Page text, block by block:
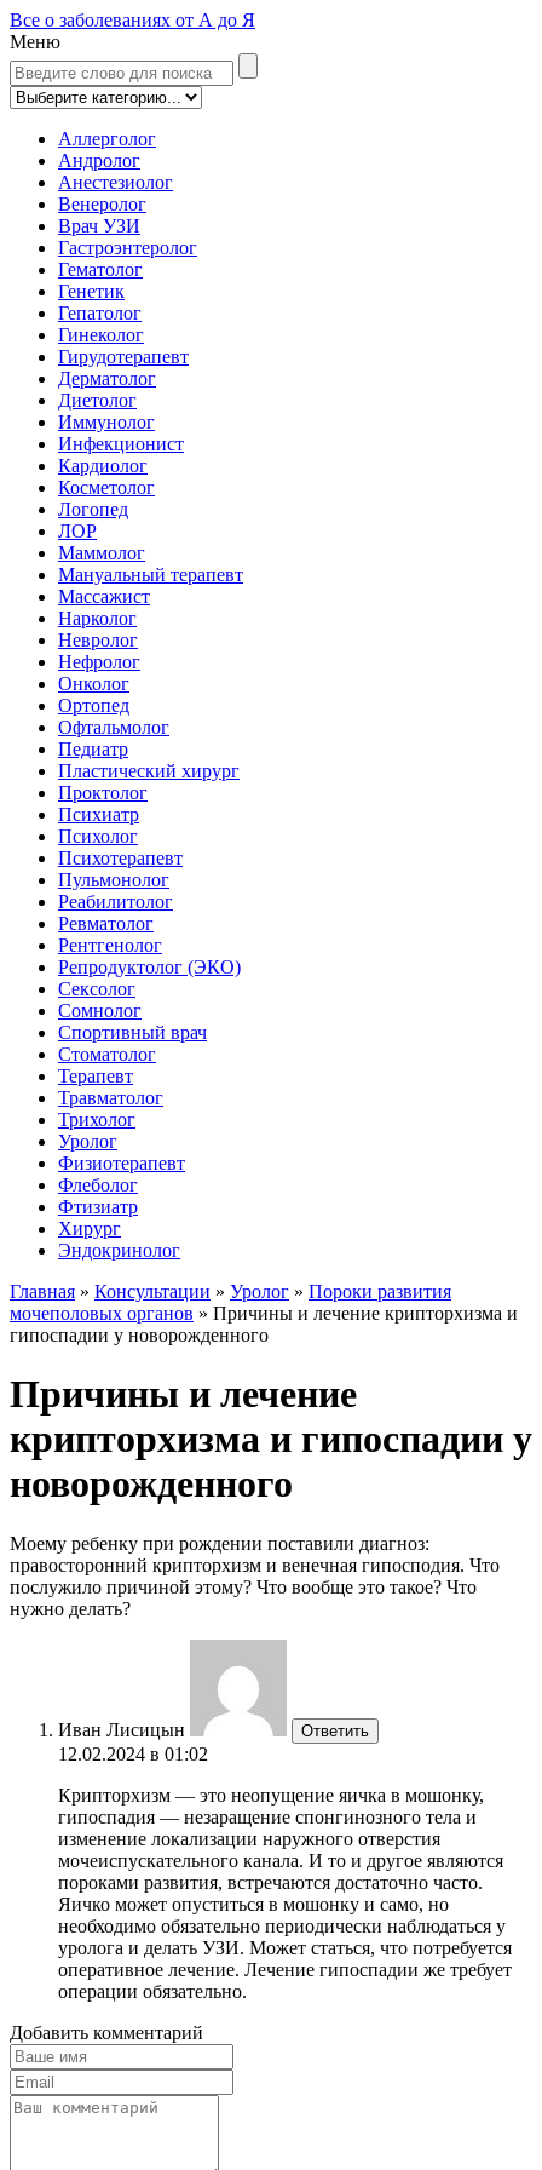
Все о заболеваниях от А до Я
Меню
Аллерголог
Андролог
Анестезиолог
Венеролог
Врач УЗИ
Гастроэнтеролог
Гематолог
Генетик
Гепатолог
Гинеколог
Гирудотерапевт
Дерматолог
Диетолог
Иммунолог
Инфекционист
Кардиолог
Косметолог
Логопед
ЛОР
Маммолог
Мануальный терапевт
Массажист
Нарколог
Невролог
Нефролог
Онколог
Ортопед
Офтальмолог
Педиатр
Пластический хирург
Проктолог
Психиатр
Психолог
Психотерапевт
Пульмонолог
Реабилитолог
Ревматолог
Рентгенолог
Репродуктолог (ЭКО)
Сексолог
Сомнолог
Спортивный врач
Стоматолог
Терапевт
Травматолог
Трихолог
Уролог
Физиотерапевт
Флеболог
Фтизиатр
Хирург
Эндокринолог
Главная » Консультации » Уролог » Пороки развития
мочеполовых органов » Причины и лечение крипторхизма и
гипоспадии у новорожденного
Причины и лечение
крипторхизма и гипоспадии у
новорожденного
Моему ребенку при рождении поставили диагноз:
правосторонний крипторхизм и венечная гипосподия. Что
послужило причиной этому? Что вообще это такое? Что
нужно делать?
Иван Лисицын Ответить
12.02.2024 в 01:02
Крипторхизм — это неопущение яичка в мошонку,
гипоспадия — незаращение спонгинозного тела и
изменение локализации наружного отверстия
мочеиспускательного канала. И то и другое являются
пороками развития, встречаются достаточно часто.
Яичко может опуститься в мошонку и само, но
необходимо обязательно периодически наблюдаться у
уролога и делать УЗИ. Может статься, что потребуется
оперативное лечение. Лечение гипоспадии же требует
операции обязательно.
Добавить комментарий